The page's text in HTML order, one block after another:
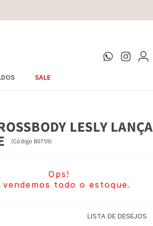
SALE
LESLY LANÇA
(Código B0759)
Ops!
vendemos todo o estoque.
LISTA DE DESEJOS